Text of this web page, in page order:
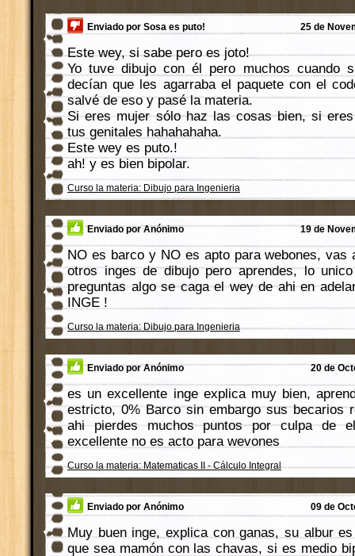
Enviado por Sosa es puto! 25 de
Este wey, si sabe pero es joto!
Yo tuve dibujo con él pero muchos cuando
decían que les agarraba el paquete con el
salvé de eso y pasé la materia.
Si eres mujer sólo haz las cosas bien, si
tus genitales hahahahaha.
Este wey es puto.!
ah! y es bien bipolar.
Curso la materia: Dibujo para Ingenieria
Enviado por Anónimo 19 de
NO es barco y NO es apto para webones, vas
otros inges de dibujo pero aprendes, lo
preguntas algo se caga el wey de ahi en
INGE !
Curso la materia: Dibujo para Ingenieria
Enviado por Anónimo 20 de
es un excellente inge explica muy bien,
estricto, 0% Barco sin embargo sus becarios
ahi pierdes muchos puntos por culpa de
excellente no es acto para wevones
Curso la materia: Matematicas II - Cálculo Integral
Enviado por Anónimo 09 de
Muy buen inge, explica con ganas, su albur
que sea mamón con las chavas, si es medio